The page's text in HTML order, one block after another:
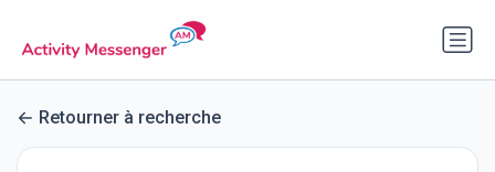
Retourner à recherche